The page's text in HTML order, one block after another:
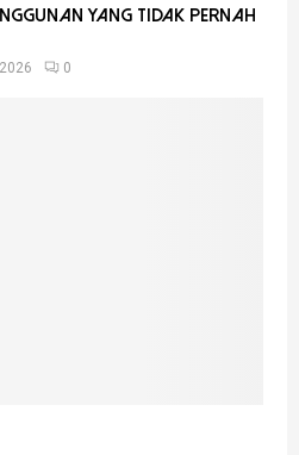
Yang Tidak Pernah
0